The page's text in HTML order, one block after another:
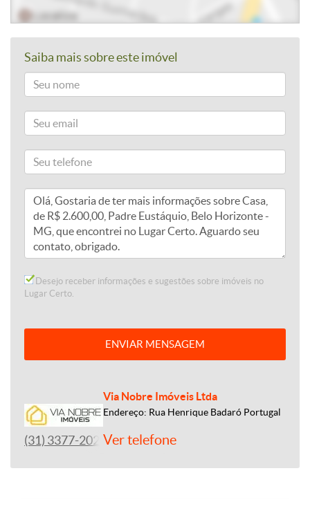
Saiba mais sobre este imóvel
Desejo receber informações e sugestões sobre imóveis no
Lugar Certo.
ENVIAR MENSAGEM
Via Nobre Imóveis Ltda
Endereço: Rua Henrique Badaró Portugal
(31) 3377-2020Ver telefone